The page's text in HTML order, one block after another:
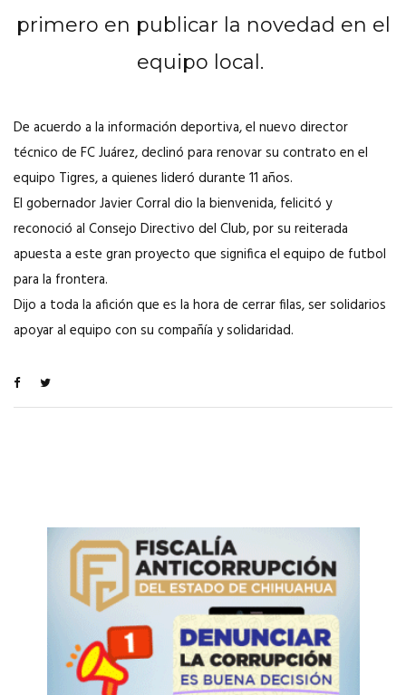
primero en publicar la novedad en el
equipo local.
De acuerdo a la información deportiva, el nuevo director
técnico de FC Juárez, declinó para renovar su contrato en el
equipo Tigres, a quienes lideró durante 11 años.
El gobernador Javier Corral dio la bienvenida, felicitó y
reconoció al Consejo Directivo del Club, por su reiterada
apuesta a este gran proyecto que significa el equipo de futbol
para la frontera.
Dijo a toda la afición que es la hora de cerrar filas, ser solidarios
apoyar al equipo con su compañía y solidaridad.